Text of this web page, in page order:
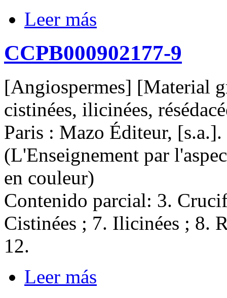
Leer más
CCPB000902177-9
[Angiospermes] [Material
cistinées, ilicinées,
Paris : Mazo Éditeur,
(L'Enseignement par
en couleur)
Contenido parcial: 3.
Cistinées ; 7. Ilicinées ; 8.
12.
Leer más